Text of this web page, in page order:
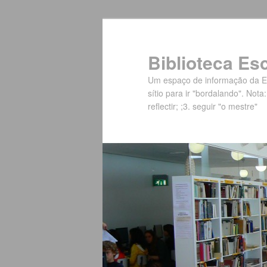
Biblioteca
Um espaço de informação da
sítio para ir "bordalando".
reflectir; ;3. seguir "o mestre"